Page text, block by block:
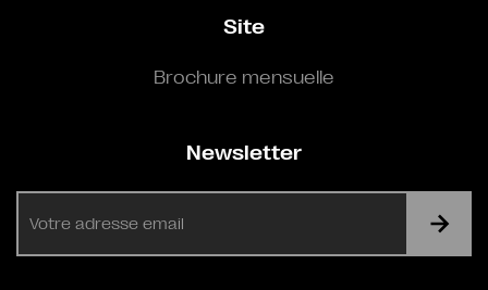
Site
Brochure mensuelle
Newsletter